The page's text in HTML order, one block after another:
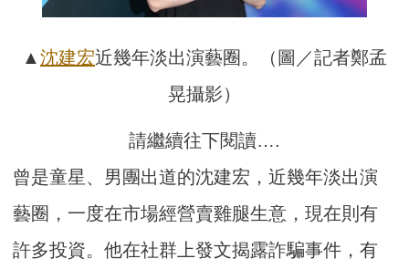
▲ 沈建宏近幾年淡出演藝圈。（圖／記者鄭孟
晃攝影）
請繼續往下閱讀….
曾是童星、男團出道的沈建宏，近幾年淡出演
藝圈，一度在市場經營賣雞腿生意，現在則有
許多投資。他在社群上發文揭露詐騙事件，有